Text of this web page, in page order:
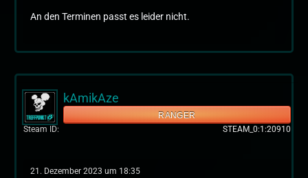
An den Terminen passt es leider nicht.
kAmikAze
RANGER
Steam ID
STEAM_0:1:20910
21. Dezember 2023 um 18:35